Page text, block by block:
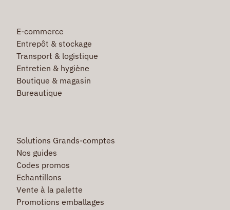
E-commerce
Entrepôt & stockage
Transport & logistique
Entretien & hygiène
Boutique & magasin
Bureautique
Solutions Grands-comptes
Nos guides
Codes promos
Echantillons
Vente à la palette
Promotions emballages